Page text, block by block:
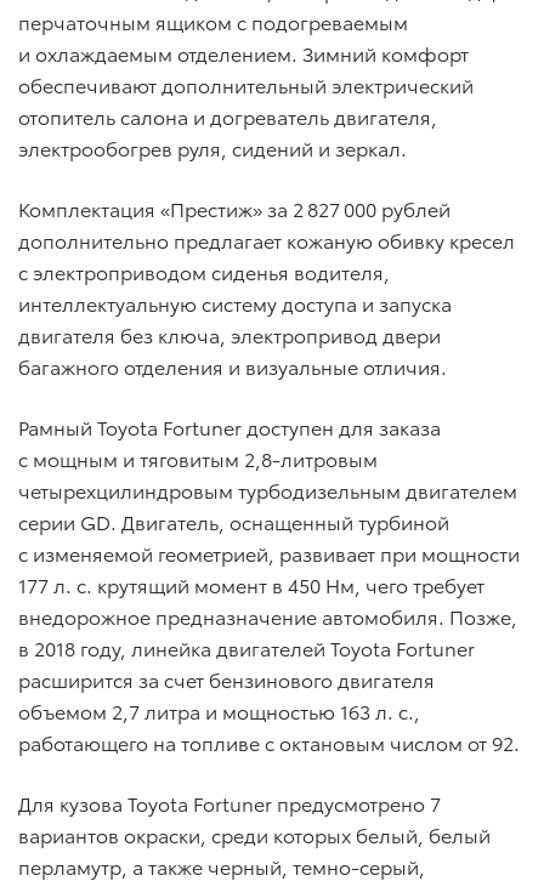
перчаточным ящиком с подогреваемым
и охлаждаемым отделением. Зимний комфорт
обеспечивают дополнительный электрический
отопитель салона и догреватель двигателя,
электрообогрев руля, сидений и зеркал.
Комплектация «Престиж» за 2 827 000 рублей
дополнительно предлагает кожаную обивку кресел
с электроприводом сиденья водителя,
интеллектуальную систему доступа и запуска
двигателя без ключа, электропривод двери
багажного отделения и визуальные отличия.
Рамный Toyota Fortuner доступен для заказа
с мощным и тяговитым 2,8-литровым
четырехцилиндровым турбодизельным двигателем
серии GD. Двигатель, оснащенный турбиной
с изменяемой геометрией, развивает при мощности
177 л. с. крутящий момент в 450 Нм, чего требует
внедорожное предназначение автомобиля. Позже,
в 2018 году, линейка двигателей Toyota Fortuner
расширится за счет бензинового двигателя
объемом 2,7 литра и мощностью 163 л. с.,
работающего на топливе с октановым числом от 92.
Для кузова Toyota Fortuner предусмотрено 7
вариантов окраски, среди которых белый, белый
перламутр, а также черный, темно-серый,